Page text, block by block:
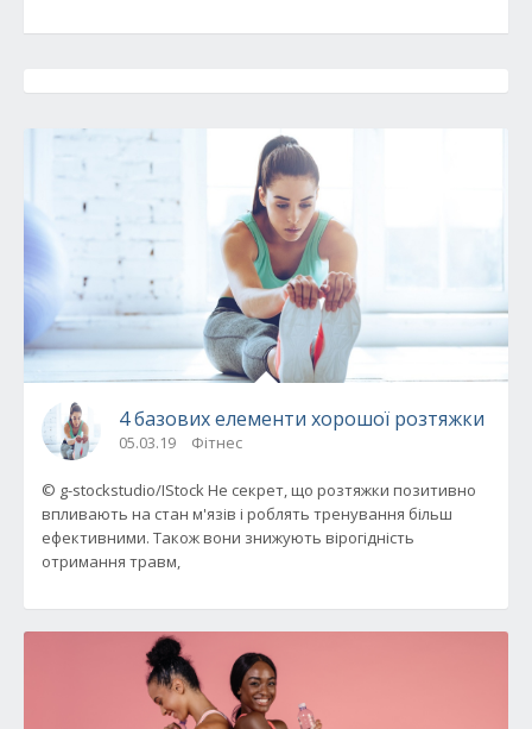
4 базових елементи хорошої розтяжки
05.03.19 Фітнес
© g-stockstudio/IStock Не секрет, що розтяжки позитивно
впливають на стан м'язів і роблять тренування більш
ефективними. Також вони знижують вірогідність
отримання травм,